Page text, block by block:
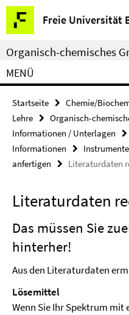
Springe
direkt
zu
Inhalt
Freie Universität
Service-
Navigation
Organisch-chemisches
MENÜ
Startseite Chemie/
Lehre
Organisch-
Informationen / Unterlagen
Informationen
anfertigen
Literaturdaten
Literaturdaten
Das müssen Sie
hinterher!
Aus den Literaturdaten
Lösemittel
Wenn Sie Ihr Spektrum